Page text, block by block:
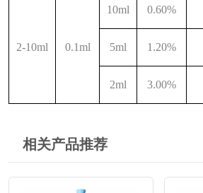
2-10ml 0.1ml
10ml 0.60%
5ml 1.20%
2ml 3.00%
相关产品推荐